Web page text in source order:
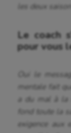
les deux
Le coach
pour vous
Oui le
mentale fait
a du mal à la
fond toute la
exigence aux